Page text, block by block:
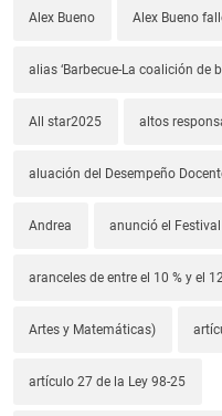
Alex Bueno Alex Bueno
alias ‘Barbecue-La coalición de
All star2025 altos
aluación del Desempeño
Andrea anunció el
aranceles de entre el 10 % y el
Artes y Matemáticas)
artículo 27 de la Ley 98-25